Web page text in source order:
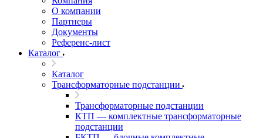
О компании
Партнеры
Документы
Референс-лист
Каталог
Каталог
Трансформаторные подстанции
Трансформаторные подстанции
КТП — комплектные трансформаторные
подстанции